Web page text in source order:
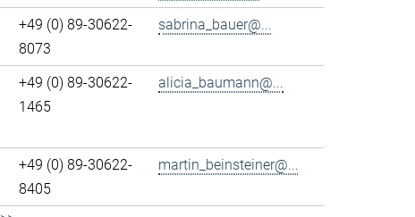
+49 (0) 89-30622-
8073
sabrina_bauer@...
+49 (0) 89-30622-
1465
alicia_baumann@...
+49 (0) 89-30622-
8405
martin_beinsteiner@...